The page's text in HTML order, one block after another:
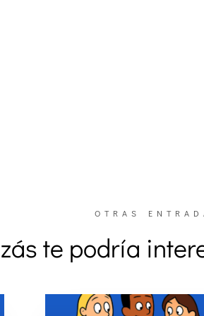
OTRAS
te podría